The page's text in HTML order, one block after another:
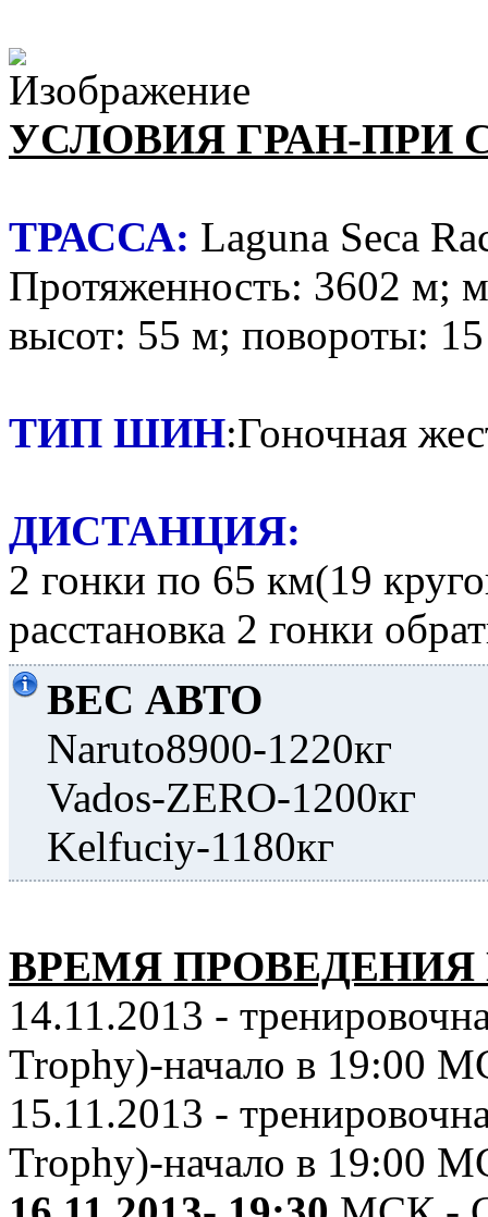
УСЛОВИЯ ГРАН-ПРИ
ТРАССА: Laguna Seca
Протяженность: 3602 м;
высот: 55 м; повороты: 15
ТИП ШИН:Гоночная
ДИСТАНЦИЯ:
2 гонки по 65 км(19
расстановка 2 гонки
ВЕС АВТО
Naruto8900-1220кг
Vados-ZERO-1200кг
Kelfuciy-1180кг
ВРЕМЯ
14.11.2013 -
Trophy)-начало в 19:00
15.11.2013 -
Trophy)-начало в 19:00